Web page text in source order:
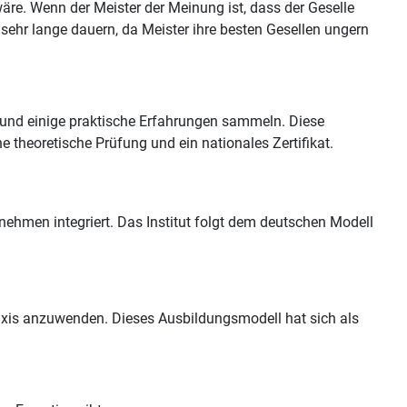
Wenn der Meister der Meinung ist, dass der Geselle
lange dauern, da Meister ihre besten Gesellen ungern
einige praktische Erfahrungen sammeln. Diese
theoretische Prüfung und ein nationales Zertifikat.
integriert. Das Institut folgt dem deutschen Modell
anzuwenden. Dieses Ausbildungsmodell hat sich als